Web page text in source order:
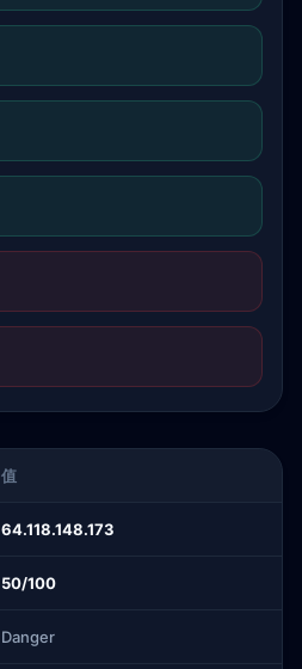
值
64.118.148.173
50/100
Danger